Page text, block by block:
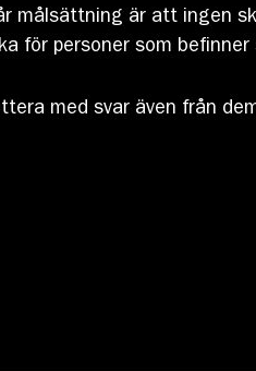
målsättning är att ingen
för personer som befinner
med svar även från